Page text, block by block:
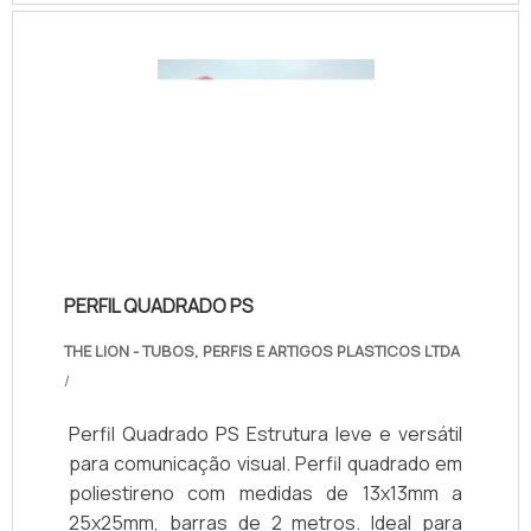
empresa, os serviços e os produtos. .
garantida e estoque permanente para seu
PERFIL QUADRADO PS
THE LION - TUBOS, PERFIS E ARTIGOS PLASTICOS LTDA
/
Perfil Quadrado PS Estrutura leve e versátil
para comunicação visual. Perfil quadrado em
poliestireno com medidas de 13x13mm a
25x25mm, barras de 2 metros. Ideal para